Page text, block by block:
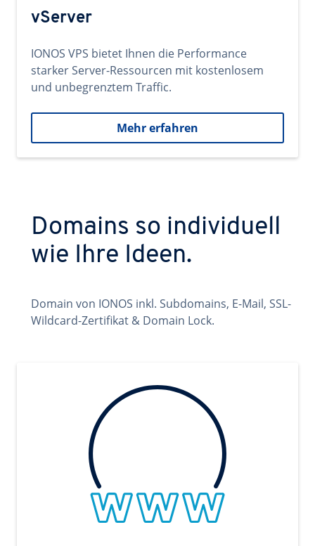
vServer
IONOS VPS bietet Ihnen die Performance
starker Server-Ressourcen mit kostenlosem
und unbegrenztem Traffic.
Mehr erfahren
Domains so individuell
wie Ihre Ideen.
Domain von IONOS inkl. Subdomains, E-Mail, SSL-
Wildcard-Zertifikat & Domain Lock.